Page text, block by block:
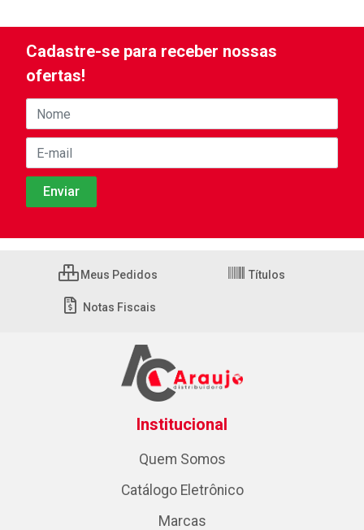
Cadastre-se para receber nossas
ofertas!
Meus Pedidos Títulos
Notas Fiscais
Institucional
Quem Somos
Catálogo Eletrônico
Marcas